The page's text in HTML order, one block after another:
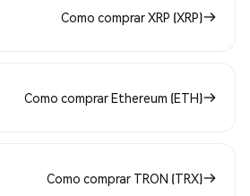
Como comprar XRP (XRP)
Como comprar Ethereum (ETH)
Como comprar TRON (TRX)